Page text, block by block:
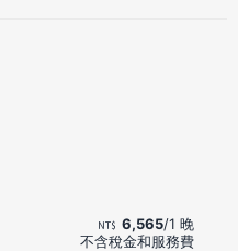
6,565/1 晚
不含稅金和服務費